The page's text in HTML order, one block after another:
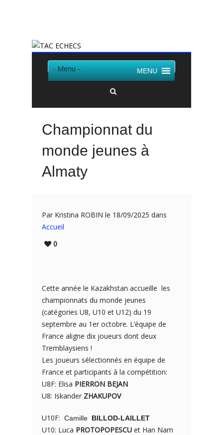
- Menu - MENU
Championnat du
monde jeunes à
Almaty
Par Kristina ROBIN le 18/09/2025 dans
Accueil
0
Cette année le Kazakhstan accueille les
championnats du monde jeunes
(catégories U8, U10 et U12) du 19
septembre au 1er octobre. L’équipe de
France aligne dix joueurs dont deux
Tremblaysiens !
Les joueurs sélectionnés en équipe de
France et participants à la compétition:
U8F: Elisa PIERRON BEJAN
U8: Iskander ZHAKUPOV
U10F​: Camille BILLOD-LAILLET
U10: Luca PROTOPOPESCU et Han Nam